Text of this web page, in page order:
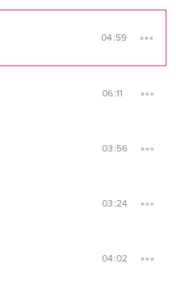
04:59
06:11
03:56
03:24
04:02